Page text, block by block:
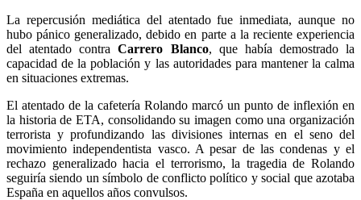
La repercusión mediática del atentado fue inmediata, aunque no
hubo pánico generalizado, debido en parte a la reciente experiencia
del atentado contraCarrero Blanco, que había demostrado la
capacidad de la población y las autoridades para mantener la calma
en situaciones extremas.
El atentado de la cafetería Rolando marcó un punto de inflexión en
la historia de ETA, consolidando su imagen como una organización
terrorista y profundizando las divisiones internas en el seno del
movimiento independentista vasco. A pesar de las condenas y el
rechazo generalizado hacia el terrorismo, la tragedia de Rolando
seguiría siendo un símbolo de conflicto político y social que azotaba
España en aquellos años convulsos.